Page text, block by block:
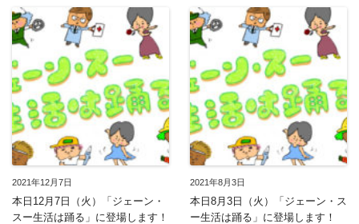
2021年12月7日
本日12月7日（火）「ジェーン・
スー生活は踊る」に登場します！
2021年8月3日
本日8月3日（火）「ジェーン・ス
ー生活は踊る」に登場します！